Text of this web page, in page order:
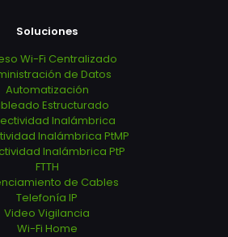
Soluciones
Wi-Fi Centralizado
de Datos
Automatización
Estructurado
Inalámbrica
Inalámbrica PtMP
Inalámbrica PtP
FTTH
de Cables
Telefonía IP
Video Vigilancia
Wi-Fi Home